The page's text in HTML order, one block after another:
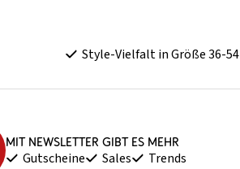
Style-Vielfalt in Größe 36-54
Mit Newsletter gibt es mehr
Gutscheine Sales Trends